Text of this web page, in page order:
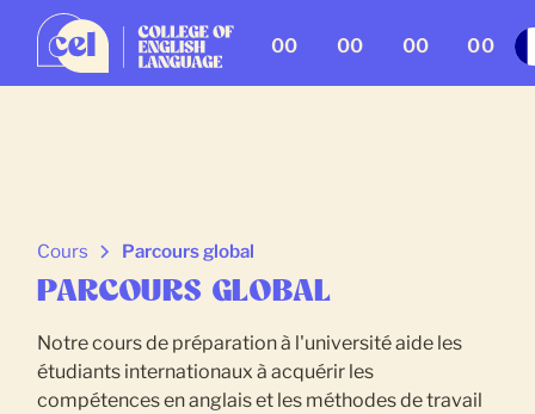
00 00 00 00
Cours Parcours global
PARCOURS GLOBAL
Notre cours de préparation à l'université aide les
étudiants internationaux à acquérir les
compétences en anglais et les méthodes de travail